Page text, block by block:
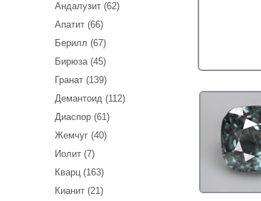
Андалузит (62)
Апатит (66)
Берилл (67)
Бирюза (45)
Гранат (139)
Демантоид (112)
Диаспор (61)
Жемчуг (40)
Иолит (7)
Кварц (163)
Кианит (21)